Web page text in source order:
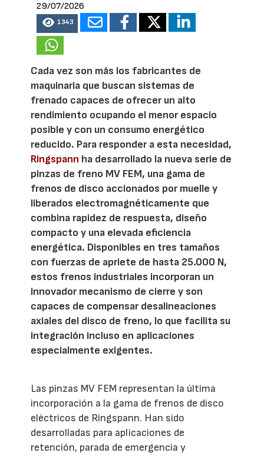
29/07/2026
1343
Cada vez son más los fabricantes de
maquinaria que buscan sistemas de
frenado capaces de ofrecer un alto
rendimiento ocupando el menor espacio
posible y con un consumo energético
reducido. Para responder a esta necesidad,
Ringspann ha desarrollado la nueva serie de
pinzas de freno MV FEM, una gama de
frenos de disco accionados por muelle y
liberados electromagnéticamente que
combina rapidez de respuesta, diseño
compacto y una elevada eficiencia
energética. Disponibles en tres tamaños
con fuerzas de apriete de hasta 25.000 N,
estos frenos industriales incorporan un
innovador mecanismo de cierre y son
capaces de compensar desalineaciones
axiales del disco de freno, lo que facilita su
integración incluso en aplicaciones
especialmente exigentes.
Las pinzas MV FEM representan la última
incorporación a la gama de frenos de disco
eléctricos de Ringspann. Han sido
desarrolladas para aplicaciones de
retención, parada de emergencia y